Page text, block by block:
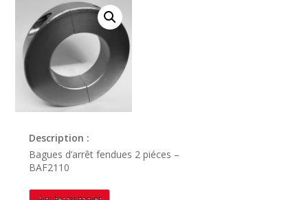
Description :
Bagues d’arrêt fendues 2 piéces –
BAF2110
quantité